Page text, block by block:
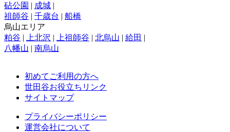
砧公園 | 成城 |
祖師谷 | 千歳台 | 船橋
烏山エリア
粕谷 | 上北沢 | 上祖師谷 | 北烏山 | 給田 |
八幡山 | 南烏山
初めてご利用の方へ
世田谷お役立ちリンク
サイトマップ
プライバシーポリシー
運営会社について